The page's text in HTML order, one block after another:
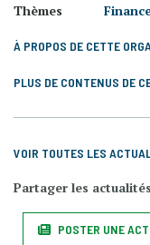
Thèmes
À PROPOS DE CETTE
PLUS DE CONTENUS DE
VOIR TOUTES LES
Partager les
POSTER UNE